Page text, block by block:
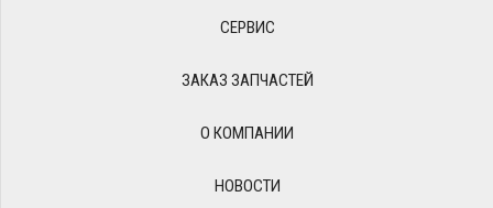
СЕРВИС
ЗАКАЗ ЗАПЧАСТЕЙ
О КОМПАНИИ
НОВОСТИ